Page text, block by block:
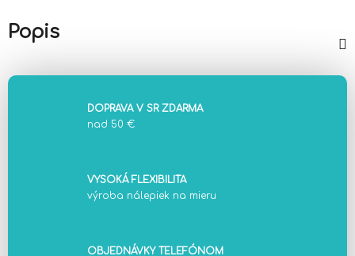
Popis
DOPRAVA V SR ZDARMA
nad 50 €
VYSOKÁ FLEXIBILITA
výroba nálepiek na mieru
OBJEDNÁVKY TELEFÓNOM